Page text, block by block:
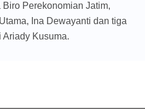
Perekonomian Jatim,
Ina Dewayanti dan tiga
Kusuma.